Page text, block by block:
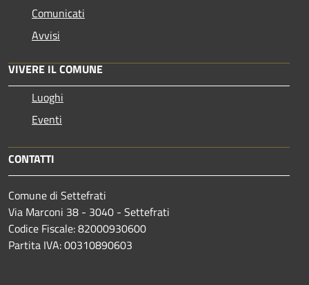
Comunicati
Avvisi
VIVERE IL COMUNE
Luoghi
Eventi
CONTATTI
Comune di Settefrati
Via Marconi 38 - 3040 - Settefrati
Codice Fiscale: 82000930600
Partita IVA: 00310890603